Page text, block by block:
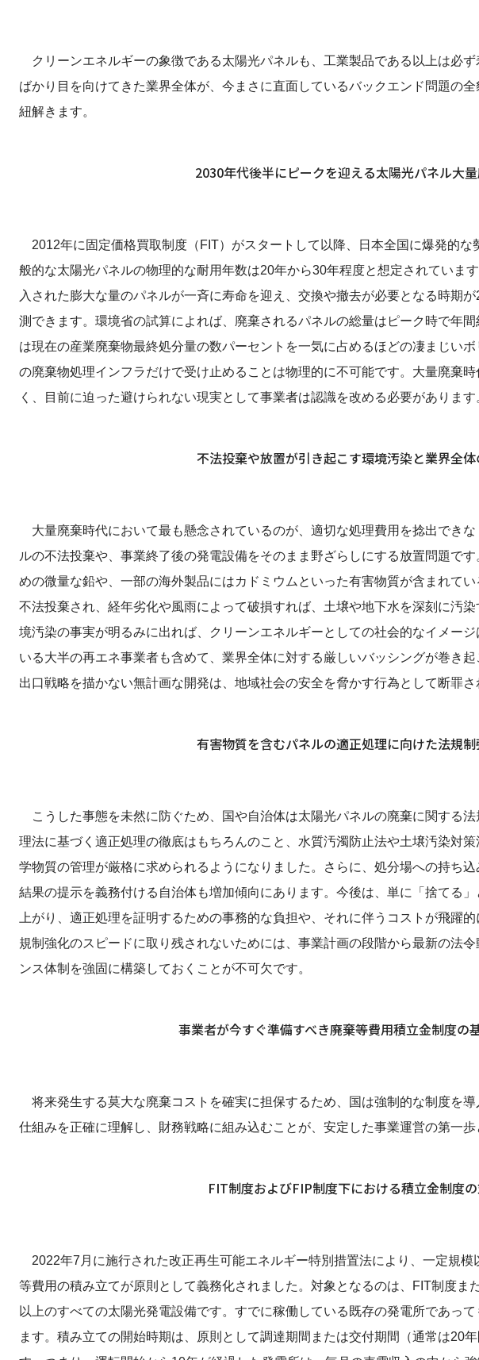
クリーンエネルギーの象徴である太陽光パネルも、工業製品である以上は必
ばかり目を向けてきた業界全体が、今まさに直面しているバックエンド問題の
紐解きます。
2030年代後半にピークを迎える太陽光パネル大
2012年に固定価格買取制度（FIT）がスタートして以降、日本全国に爆発的な
般的な太陽光パネルの物理的な耐用年数は20年から30年程度と想定されていま
入された膨大な量のパネルが一斉に寿命を迎え、交換や撤去が必要となる時期
測できます。環境省の試算によれば、廃棄されるパネルの総量はピーク時で年
は現在の産業廃棄物最終処分量の数パーセントを一気に占めるほどの凄まじい
の廃棄物処理インフラだけで受け止めることは物理的に不可能です。大量廃棄
く、目前に迫った避けられない現実として事業者は認識を改める必要があります
不法投棄や放置が引き起こす環境汚染と業界全
大量廃棄時代において最も懸念されているのが、適切な処理費用を捻出でき
ルの不法投棄や、事業終了後の発電設備をそのまま野ざらしにする放置問題で
めの微量な鉛や、一部の海外製品にはカドミウムといった有害物質が含まれて
不法投棄され、経年劣化や風雨によって破損すれば、土壌や地下水を深刻に汚
境汚染の事実が明るみに出れば、クリーンエネルギーとしての社会的なイメー
いる大半の再エネ事業者も含めて、業界全体に対する厳しいバッシングが巻き
出口戦略を描かない無計画な開発は、地域社会の安全を脅かす行為として断罪さ
有害物質を含むパネルの適正処理に向けた法規
こうした事態を未然に防ぐため、国や自治体は太陽光パネルの廃棄に関する
理法に基づく適正処理の徹底はもちろんのこと、水質汚濁防止法や土壌汚染対
学物質の管理が厳格に求められるようになりました。さらに、処分場への持ち
結果の提示を義務付ける自治体も増加傾向にあります。今後は、単に「捨てる
上がり、適正処理を証明するための事務的な負担や、それに伴うコストが飛躍
規制強化のスピードに取り残されないためには、事業計画の段階から最新の法
ンス体制を強固に構築しておくことが不可欠です。
事業者が今すぐ準備すべき廃棄等費用積立金制度の
将来発生する莫大な廃棄コストを確実に担保するため、国は強制的な制度を
仕組みを正確に理解し、財務戦略に組み込むことが、安定した事業運営の第一歩
FIT制度およびFIP制度下における積立金制度
2022年7月に施行された改正再生可能エネルギー特別措置法により、一定規
等費用の積み立てが原則として義務化されました。対象となるのは、FIT制度ま
以上のすべての太陽光発電設備です。すでに稼働している既存の発電所であっ
ます。積み立ての開始時期は、原則として調達期間または交付期間（通常は20